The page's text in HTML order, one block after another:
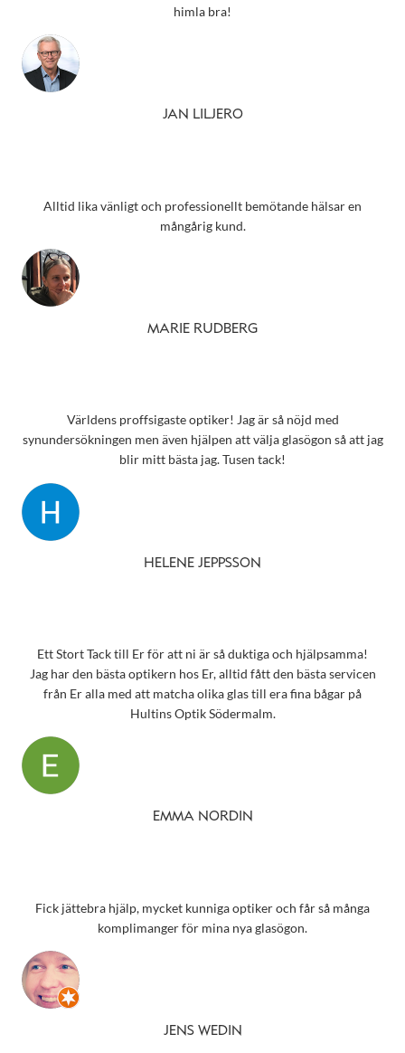
himla bra!
JAN LILJERO
Alltid lika vänligt och professionellt bemötande hälsar en
mångårig kund.
MARIE RUDBERG
Världens proffsigaste optiker! Jag är så nöjd med
synundersökningen men även hjälpen att välja glasögon så att jag
blir mitt bästa jag. Tusen tack!
HELENE JEPPSSON
Ett Stort Tack till Er för att ni är så duktiga och hjälpsamma!
Jag har den bästa optikern hos Er, alltid fått den bästa servicen
från Er alla med att matcha olika glas till era fina bågar på
Hultins Optik Södermalm.
EMMA NORDIN
Fick jättebra hjälp, mycket kunniga optiker och får så många
komplimanger för mina nya glasögon.
JENS WEDIN